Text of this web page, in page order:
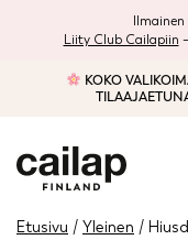
Liity Club Cailapiin
KOKO
Etusivu / Yleinen /